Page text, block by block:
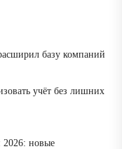
базу компаний
учёт без лишних
2026: новые